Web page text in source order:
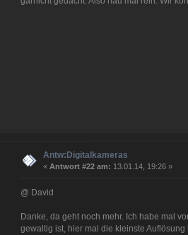
Antw:Digitalkameras
« Antwort #22 am: 13.01.14, 19:26 »
@ David
Danke, da geht noch mehr. Ich habe mal
gewaltig ist, hier mal die kleinste